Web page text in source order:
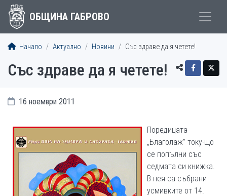
ОБЩИНА ГАБРОВО
Начало Актуално Новини Със здраве да я четете!
Със здраве да я четете!
16 ноември 2011
Поредицата
„Благолаж” току-що
се попълни със
седмата си книжка.
В нея са събрани
усмивките от 14.